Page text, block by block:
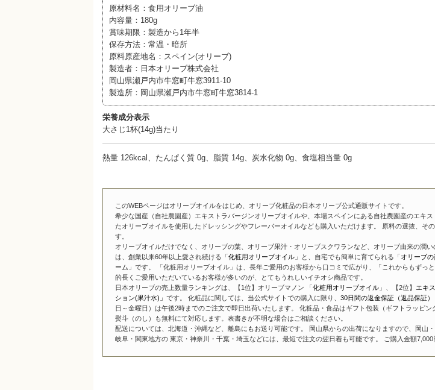
原材料名：食用オリーブ油
内容量：180g
賞味期限：製造から1年半
保存方法：常温・暗所
原料原産地名：スペイン(オリーブ)
製造者：日本オリーブ株式会社
岡山県瀬戸内市牛窓町牛窓3911-10
製造所：岡山県瀬戸内市牛窓町牛窓3814-1
栄養成分表示
大さじ1杯(14g)当たり
熱量 126kcal、たんぱく質 0g、脂質 14g、炭水化物 0g、食塩相当量 0g
このWEBページはオリーブオイルをはじめ、オリーブ化粧品の日本オリーブ公式通販サイトです。
希少な国産（自社農園産）エキストラバージンオリーブオイルや、本場スペインにある自社農園産のエキ
たオリーブオイルを使用したドレッシングやフレーバーオイルなども購入いただけます。 原料の選抜、
す。
オリーブオイルだけでなく、オリーブの葉、オリーブ果汁・オリーブスクワランなど、オリーブ由来の潤
は、創業以来60年以上愛され続ける「化粧用オリーブオイル」と、自宅でも簡単に育てられる「オリーブの
ーム 」です。 「化粧用オリーブオイル」は、長年ご愛用のお客様から口コミで広がり、「これからもず
的長くご愛用いただいているお客様が多いのが、とてもうれしいイチオシ商品です。
日本オリーブの売上数量ランキングは、【1位】オリーブマノン 「化粧用オリーブオイル」、【2位】 エキ
ション(果汁水)」 です。 化粧品に関しては、当公式サイトでの購入に限り、 30日間の返金保証（返品保証）
日～金曜日）は午後2時までのご注文で即日出荷いたします。 化粧品・食品はギフト包装（ギフトラッピ
熨斗（のし）も無料にて対応します。表書きが不明な場合はご相談ください。
配送については、北海道・沖縄など、離島にもお送り可能です。 岡山県からの出荷になりますので、岡山
岐阜・関東地方の 東京・神奈川・千葉・埼玉などには、最短で注文の翌日着も可能です。 ご購入金額7,000